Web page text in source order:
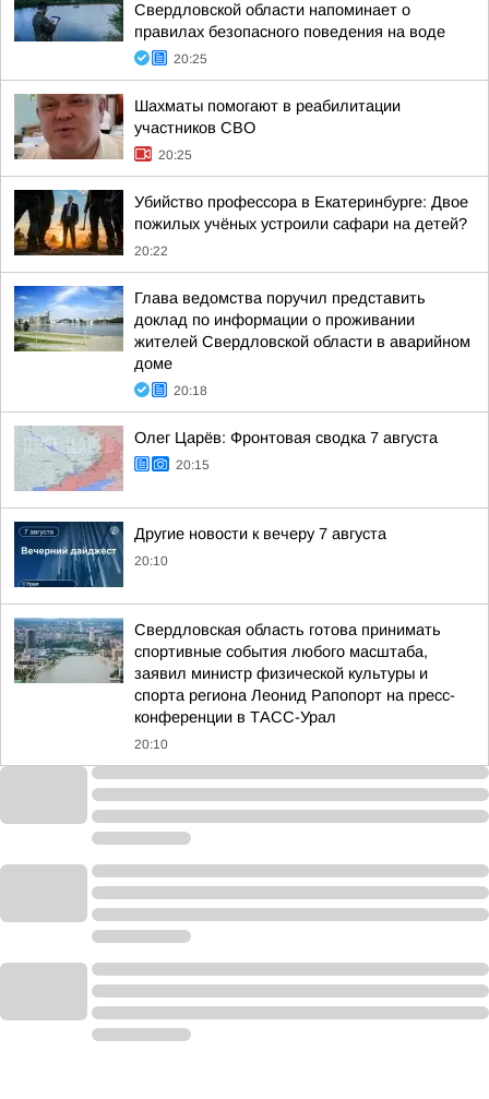
Свердловской области напоминает о
правилах безопасного поведения на воде
20:25
Шахматы помогают в реабилитации
участников СВО
20:25
Убийство профессора в Екатеринбурге: Двое
пожилых учёных устроили сафари на детей?
20:22
Глава ведомства поручил представить
доклад по информации о проживании
жителей Свердловской области в аварийном
доме
20:18
Олег Царёв: Фронтовая сводка 7 августа
20:15
Другие новости к вечеру 7 августа
20:10
Свердловская область готова принимать
спортивные события любого масштаба,
заявил министр физической культуры и
спорта региона Леонид Рапопорт на пресс-
конференции в ТАСС-Урал
20:10